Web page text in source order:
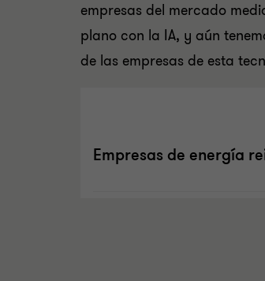
empresas del mercado
plano con la IA, y aún
de las empresas de esta
Empresas de energía